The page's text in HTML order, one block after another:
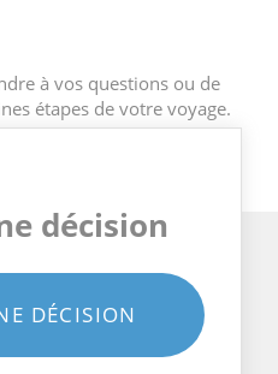
à vos questions ou de
étapes de votre voyage.
décision
DÉCISION